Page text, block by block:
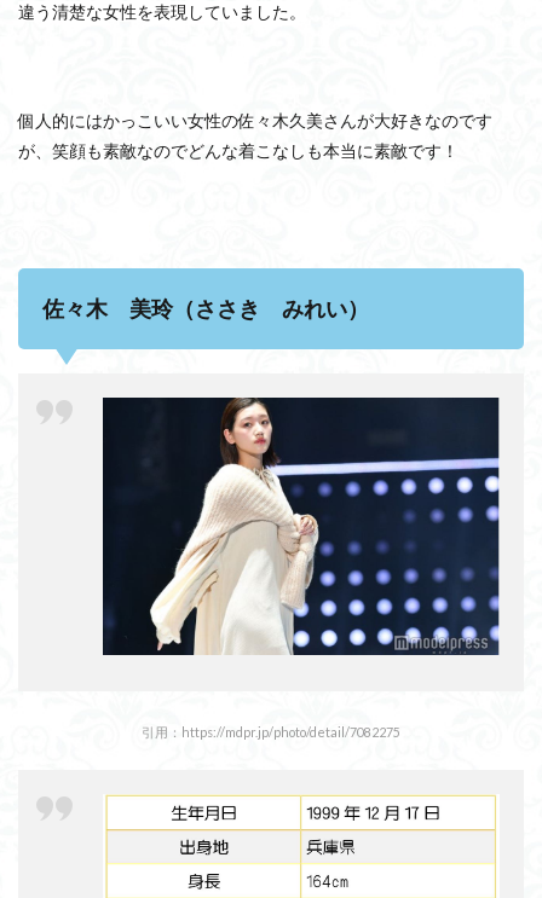
違う清楚な女性を表現していました。
個人的にはかっこいい女性の佐々木久美さんが大好きなのです
が、笑顔も素敵なのでどんな着こなしも本当に素敵です！
佐々木 美玲（ささき みれい）
引用：https://mdpr.jp/photo/detail/7082275